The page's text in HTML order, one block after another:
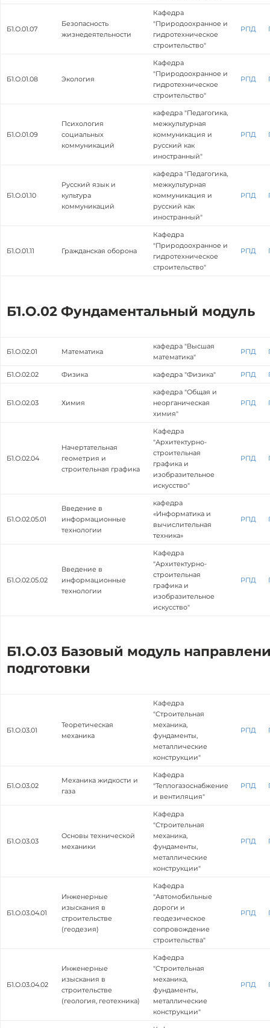
Б1.О.01.07
Безопасность
жизнедеятельности
Кафедра
"Природоохранное и
гидротехническое
строительство"
РПД
Б1.О.01.08 Экология
Кафедра
"Природоохранное и
гидротехническое
строительство"
РПД
Б1.О.01.09
Психология
социальных
коммуникаций
кафедра "Педагогика,
межкультурная
коммуникация и
русский как
иностранный"
РПД
Б1.О.01.10
Русский язык и
культура
коммуникаций
кафедра "Педагогика,
межкультурная
коммуникация и
русский как
иностранный"
РПД
Б1.О.01.11 Гражданская оборона
Кафедра
"Природоохранное и
гидротехническое
строительство"
РПД
Б1.О.02 Фундаментальный модуль
Б1.О.02.01 Математика
кафедра "Высшая
математика"
РПД
Б1.О.02.02 Физика кафедра "Физика" РПД
Б1.О.02.03 Химия
кафедра "Общая и
неорганическая
химия"
РПД
Б1.О.02.04
Начертательная
геометрия и
строительная графика
Кафедра
"Архитектурно-
строительная
графика и
изобразительное
искусство"
РПД
Б1.О.02.05.01
Введение в
информационные
технологии
кафедра
«Информатика и
вычислительная
техника»
РПД
Б1.О.02.05.02
Введение в
информационные
технологии
Кафедра
"Архитектурно-
строительная
графика и
изобразительное
искусство"
РПД
Б1.О.03 Базовый модуль
подготовки
Б1.О.03.01
Теоретическая
механика
Кафедра
"Строительная
механика,
фундаменты,
металлические
конструкции"
РПД
Б1.О.03.02
Механика жидкости и
газа
Кафедра
"Теплогазоснабжение
и вентиляция"
РПД
Б1.О.03.03
Основы технической
механики
Кафедра
"Строительная
механика,
фундаменты,
металлические
конструкции"
РПД
Б1.О.03.04.01
Инженерные
изыскания в
строительстве
(геодезия)
Кафедра
"Автомобильные
дороги и
геодезическое
сопровождение
строительства"
РПД
Б1.О.03.04.02
Инженерные
изыскания в
строительстве
(геология, геотехника)
Кафедра
"Строительная
механика,
фундаменты,
металлические
конструкции"
РПД